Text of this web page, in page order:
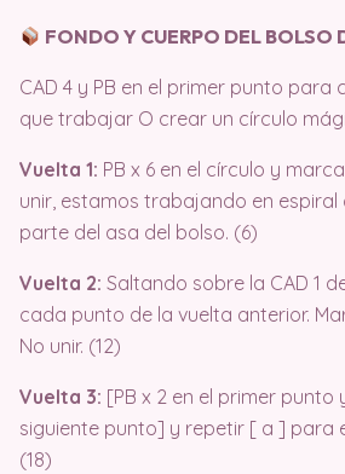
FONDO Y CUERPO DEL BOLSO
CAD 4 y PB en el primer punto para
que trabajar O crear un círculo
Vuelta 1: PB x 6 en el círculo y
unir, estamos trabajando en
parte del asa del bolso. (6)
Vuelta 2: Saltando sobre la CAD 1
cada punto de la vuelta anterior.
No unir. (12)
Vuelta 3: [PB x 2 en el primer punto
siguiente punto] y repetir [ a ] para
(18)